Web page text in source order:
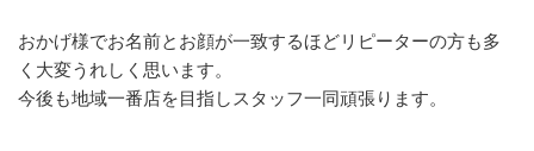
おかげ様でお名前とお顔が一致するほどリピーターの方も多
く大変うれしく思います。
今後も地域一番店を目指しスタッフ一同頑張ります。